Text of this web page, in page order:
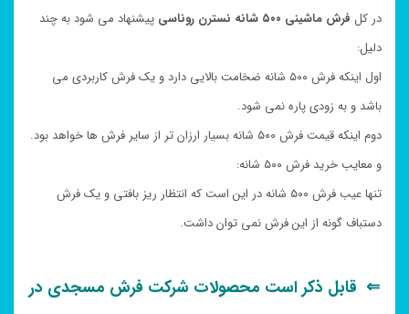
در کل فرش ماشینی ۵۰۰ شانه نسترن روناسی
پیشنهاد می شود به چند
دلیل:
اول اینکه فرش ۵۰۰ شانه ضخامت بالایی دارد و یک فرش کاربردی می
باشد و به زودی پاره نمی شود.
دوم اینکه قیمت فرش ۵۰۰ شانه بسیار ارزان تر از سایر فرش ها خواهد بود.
و معایب خرید فرش ۵۰۰ شانه:
تنها عیب فرش ۵۰۰ شانه در این است که انتظار ریز بافتی و یک فرش
دستباف گونه از این فرش نمی توان داشت.
⇐ قابل ذکر است محصولات شرکت فرش مسجدی در